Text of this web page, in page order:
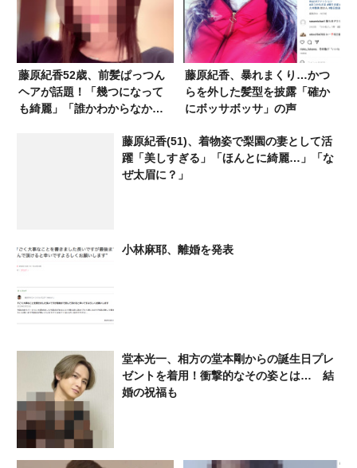
藤原紀香52歳、前髪ぱっつん
ヘアが話題！「幾つになって
も綺麗」「誰かわからなかっ
藤原紀香、暴れまくり…かつ
らを外した髪型を披露「確か
にボッサボッサ」の声
藤原紀香(51)、着物姿で梨園の妻として活
躍「美しすぎる」「ほんとに綺麗…」「な
ぜ太眉に？」
小林麻耶、離婚を発表
堂本光一、相方の堂本剛からの誕生日プレ
ゼントを着用！衝撃的なその姿とは… 結
婚の祝福も